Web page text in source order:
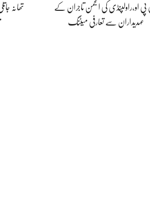
پی او،راولپنڈی کی انجمن تاجران کے
عہدیداران سے تعارفی میٹنگ
تھانہ